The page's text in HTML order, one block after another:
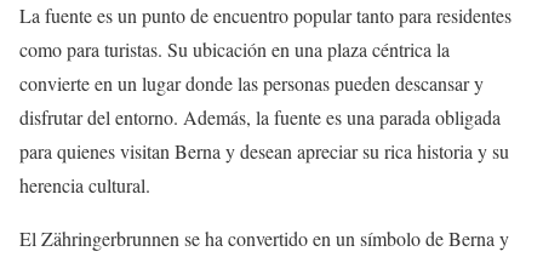
La fuente es un punto de encuentro popular tanto para residentes
como para turistas. Su ubicación en una plaza céntrica la
convierte en un lugar donde las personas pueden descansar y
disfrutar del entorno. Además, la fuente es una parada obligada
para quienes visitan Berna y desean apreciar su rica historia y su
herencia cultural.
El Zähringerbrunnen se ha convertido en un símbolo de Berna y